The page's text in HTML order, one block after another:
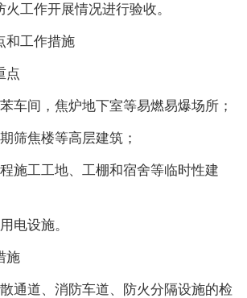
火工作开展情况进行验收。
和工作措施
点
车间，焦炉地下室等易燃易爆场所；
筛焦楼等高层建筑；
施工工地、工棚和宿舍等临时性建
电设施。
施
通道、消防车道、防火分隔设施的检